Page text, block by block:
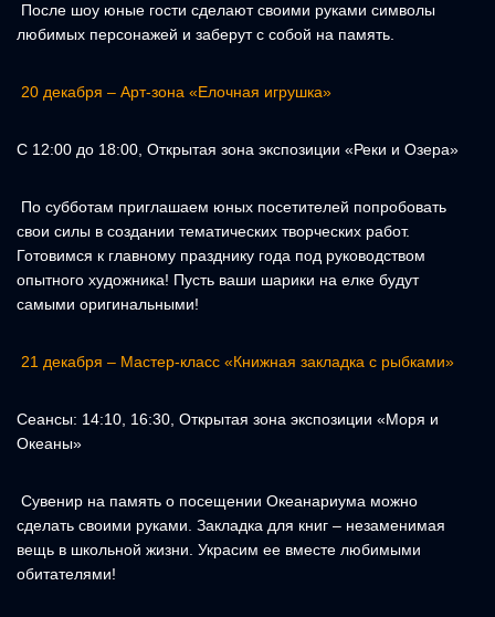
После шоу юные гости сделают своими руками символы
любимых персонажей и заберут с собой на память.
20 декабря – Арт-зона «Елочная игрушка»
С 12:00 до 18:00, Открытая зона экспозиции «Реки и Озера»
По субботам приглашаем юных посетителей попробовать
свои силы в создании тематических творческих работ.
Готовимся к главному празднику года под руководством
опытного художника! Пусть ваши шарики на елке будут
самыми оригинальными!
21 декабря – Мастер-класс «Книжная закладка с рыбками»
Сеансы: 14:10, 16:30, Открытая зона экспозиции «Моря и
Океаны»
Сувенир на память о посещении Океанариума можно
сделать своими руками. Закладка для книг – незаменимая
вещь в школьной жизни. Украсим ее вместе любимыми
обитателями!